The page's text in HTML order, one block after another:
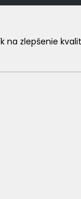
zlepšenie